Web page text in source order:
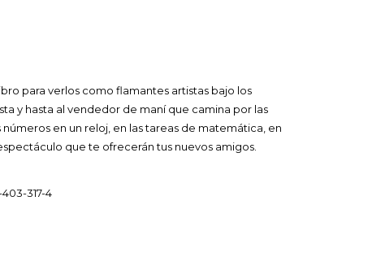
para verlos como flamantes artistas bajo los
y hasta al vendedor de maní que camina por las
en un reloj, en las tareas de matemática, en
que te ofrecerán tus nuevos amigos.
317-4